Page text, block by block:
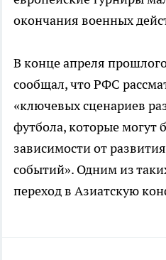
окончания военных
В конце апреля
сообщал, что РФС
«ключевых сценариев
футбола, которые могут
зависимости от
событий». Одним из
переход в Азиатскую